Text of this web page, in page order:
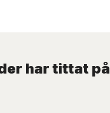
har tittat på